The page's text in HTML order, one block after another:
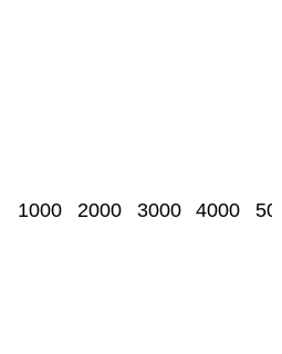
1000 2000 3000 4000